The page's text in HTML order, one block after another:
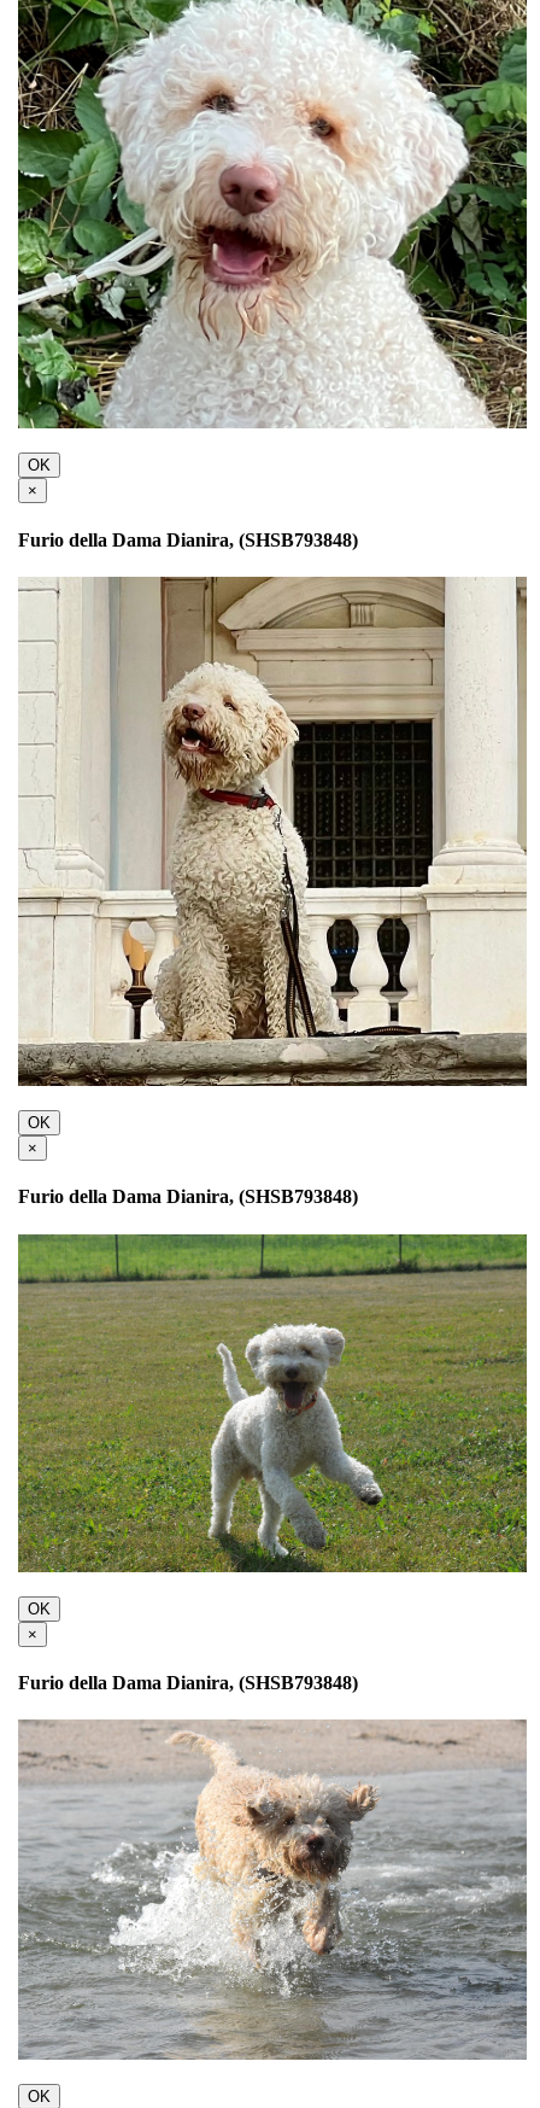
OK
×
Furio della Dama Dianira, (SHSB793848)
OK
×
Furio della Dama Dianira, (SHSB793848)
OK
×
Furio della Dama Dianira, (SHSB793848)
OK